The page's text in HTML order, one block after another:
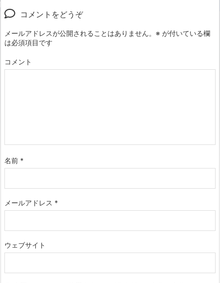
コメントをどうぞ
メールアドレスが公開されることはありません。 ※ が付いている欄
は必須項目です
コメント
名前 *
メールアドレス *
ウェブサイト